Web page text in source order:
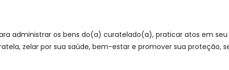
administrar os bens do(a) curatelado(a), praticar atos em
zelar por sua saúde, bem-estar e promover sua proteção,